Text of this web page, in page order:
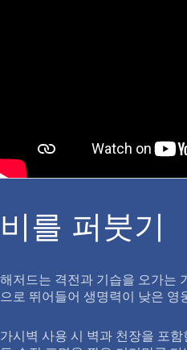
비를 퍼붓기
해저드는 격전과 기습을 오가는
으로 뛰어들어 생명력이 낮은
가시벽 사용 시 벽과 천장을 포